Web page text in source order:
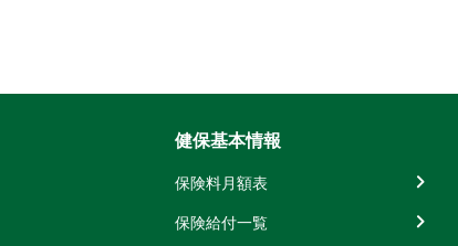
健保基本情報
保険料月額表
保険給付一覧